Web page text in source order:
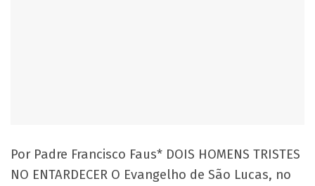
Por Padre Francisco Faus* DOIS HOMENS TRISTES
NO ENTARDECER O Evangelho de São Lucas, no